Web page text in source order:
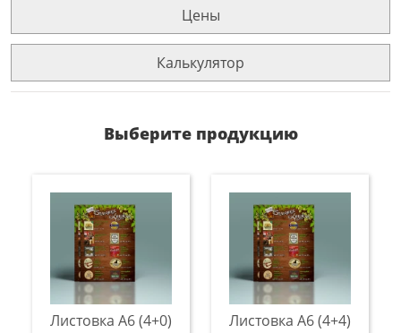
Цены
Калькулятор
Выберите продукцию
Листовка А6 (4+0)
Листовка А6 (4+4)